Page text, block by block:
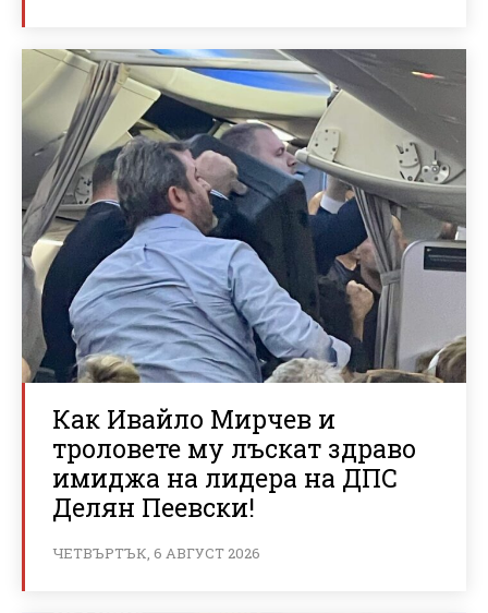
Как Ивайло Мирчев и
троловете му лъскат здраво
имиджа на лидера на ДПС
Делян Пеевски!
ЧЕТВЪРТЪК, 6 АВГУСТ 2026